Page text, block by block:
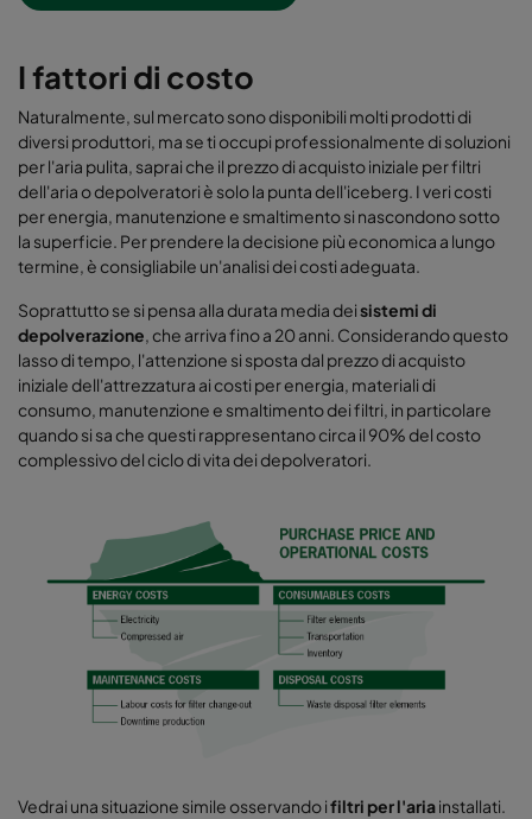
I fattori di costo
Naturalmente, sul mercato sono disponibili molti prodotti di
diversi produttori, ma se ti occupi professionalmente di soluzioni
per l'aria pulita, saprai che il prezzo di acquisto iniziale per filtri
dell'aria o depolveratori è solo la punta dell'iceberg. I veri costi
per energia, manutenzione e smaltimento si nascondono sotto
la superficie. Per prendere la decisione più economica a lungo
termine, è consigliabile un'analisi dei costi adeguata.
Soprattutto se si pensa alla durata media deisistemi di
depolverazione, che arriva fino a 20 anni. Considerando questo
lasso di tempo, l'attenzione si sposta dal prezzo di acquisto
iniziale dell'attrezzatura ai costi per energia, materiali di
consumo, manutenzione e smaltimento dei filtri, in particolare
quando si sa che questi rappresentano circa il 90% del costo
complessivo del ciclo di vita dei depolveratori.
Vedrai una situazione simile osservando ifiltri per l'ariainstallati.